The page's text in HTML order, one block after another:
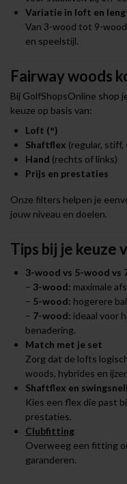
Variatie in loft en
Van 3-wood tot 9-
en speelstijl.
Fairway woods
Bij GolfShopsOnline shop
keuze op basis van:
Loft (°)
Shaftflex (regular, stiff,
Hand (rechts of links)
Prijs en prestaties
Onze filters helpen je
jouw niveau en doelen.
Tips bij je keuze
3-wood vs 5-wood vs
– 3-wood: maximale
– 5-wood: hogerere
– 7-wood: ideaal voor
benadering.
Match met je set
Zorg dat de lofts
woods, hybrides en
Shaftflex en
Kies een flex die past
prestaties.
Clubfitting
Overweeg een fitting
garanderen.